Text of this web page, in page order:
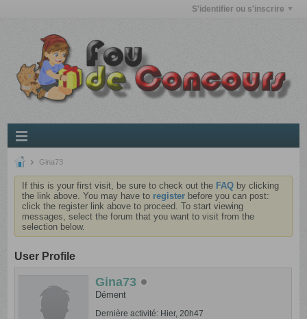
S'identifier ou s'inscrire
Gina73
If this is your first visit, be sure to check out the FAQ by clicking
the link above. You may have to register before you can post:
click the register link above to proceed. To start viewing
messages, select the forum that you want to visit from the
selection below.
User Profile
Gina73
Dément
Dernière activité: Hier, 20h47